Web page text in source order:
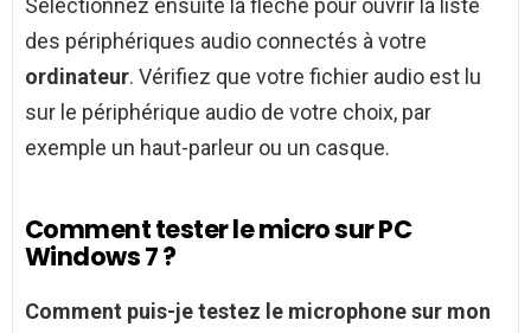
Sélectionnez ensuite la flèche pour ouvrir la liste
des périphériques audio connectés à votre
ordinateur. Vérifiez que votre fichier audio est lu
sur le périphérique audio de votre choix, par
exemple un haut-parleur ou un casque.
Comment tester le micro sur PC
Windows 7 ?
Comment puis-je testez le microphonesur mon